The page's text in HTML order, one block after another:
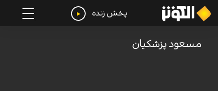
پخش زنده
مسعود پزشکیان